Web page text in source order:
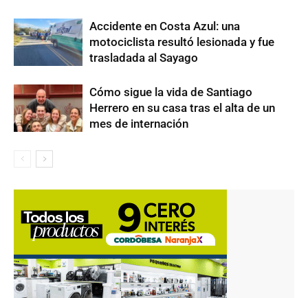
Accidente en Costa Azul: una
motociclista resultó lesionada y fue
trasladada al Sayago
Cómo sigue la vida de Santiago
Herrero en su casa tras el alta de un
mes de internación